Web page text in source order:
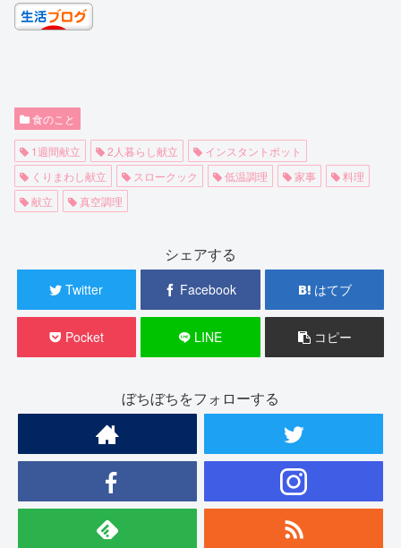
食のこと
1週間献立 2人暮らし献立
インスタントポット
くりまわし献立
スロークック 低温調理 家事
料理
献立
真空調理
シェアする
Twitter Facebook はてブ
Pocket LINE コピー
ぼちぼちをフォローする